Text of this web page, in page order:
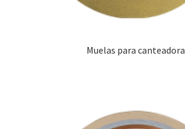
Muelas para canteadora